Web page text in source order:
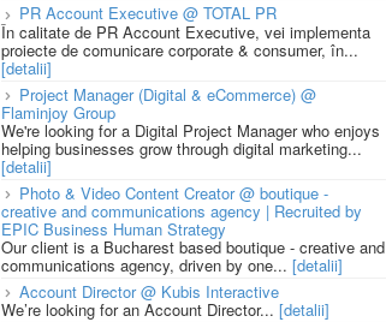
PR Account Executive @ TOTAL PR
În calitate de PR Account Executive, vei implementa
proiecte de comunicare corporate & consumer, în...
[detalii]
Project Manager (Digital & eCommerce) @
Flaminjoy Group
We're looking for a Digital Project Manager who enjoys
helping businesses grow through digital marketing...
[detalii]
Photo & Video Content Creator @ boutique -
creative and communications agency | Recruited by
EPIC Business Human Strategy
Our client is a Bucharest based boutique - creative and
communications agency, driven by one... [detalii]
Account Director @ Kubis Interactive
We’re looking for an Account Director... [detalii]